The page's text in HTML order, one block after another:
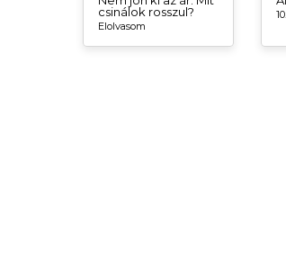
csinálok rosszul?
Elolvasom